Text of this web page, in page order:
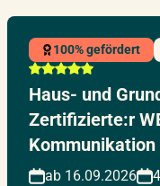
100% gefördert
Haus- und
Zertifizierte:r
ab 16.09.2026